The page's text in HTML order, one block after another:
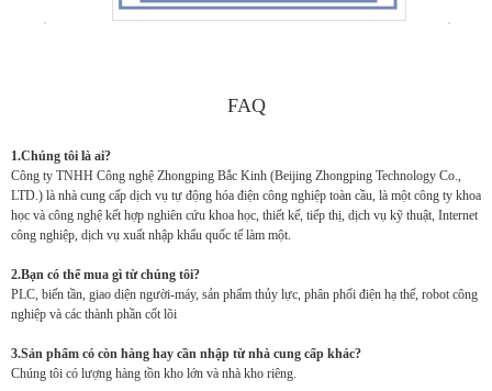
FAQ
1.Chúng tôi là ai?
Công ty TNHH Công nghệ Zhongping Bắc Kinh (Beijing Zhongping Technology Co.,
LTD.) là nhà cung cấp dịch vụ tự động hóa điện công nghiệp toàn cầu, là một công ty khoa
học và công nghệ kết hợp nghiên cứu khoa học, thiết kế, tiếp thị, dịch vụ kỹ thuật, Internet
công nghiệp, dịch vụ xuất nhập khẩu quốc tế làm một.
2.Bạn có thể mua gì từ chúng tôi?
PLC, biến tần, giao diện người-máy, sản phẩm thủy lực, phân phối điện hạ thế, robot công
nghiệp và các thành phần cốt lõi
3.Sản phẩm có còn hàng hay cần nhập từ nhà cung cấp khác?
Chúng tôi có lượng hàng tồn kho lớn và nhà kho riêng.